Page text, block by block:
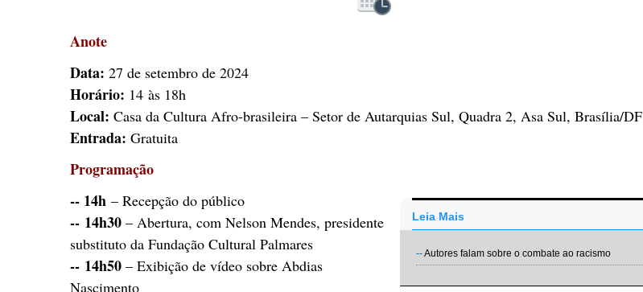
Anote
Data: 27 de setembro de 2024
Horário: 14 às 18h
Local: Casa da Cultura Afro-brasileira – Setor de Autarquias Sul, Quadra 2, Asa Sul, Brasília/DF
Entrada: Gratuita
Programação
Leia Mais
--Autores falam sobre o combate ao racismo
-- 14h – Recepção do público
-- 14h30 – Abertura, com Nelson Mendes, presidente
substituto da Fundação Cultural Palmares
-- 14h50 – Exibição de vídeo sobre Abdias
Nascimento